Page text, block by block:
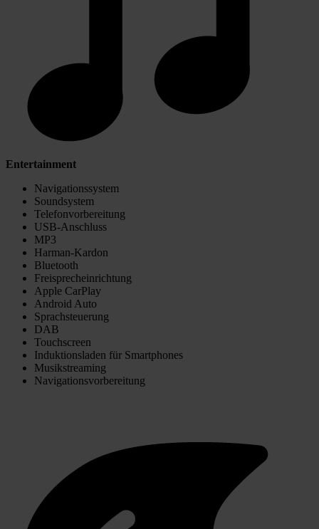
Entertainment
Navigationssystem
Soundsystem
Telefonvorbereitung
USB-Anschluss
MP3
Harman-Kardon
Bluetooth
Freisprecheinrichtung
Apple CarPlay
Android Auto
Sprachsteuerung
DAB
Touchscreen
Induktionsladen für Smartphones
Musikstreaming
Navigationsvorbereitung